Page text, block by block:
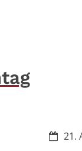
Datum:
21.